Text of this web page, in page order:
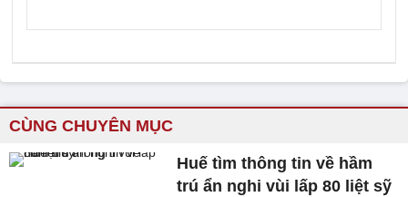
CÙNG CHUYÊN MỤC
Huế tìm thông tin về hầm
trú ẩn nghi vùi lấp 80 liệt sỹ